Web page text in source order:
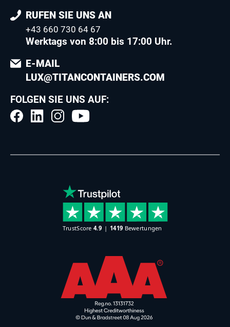
RUFEN SIE UNS AN
+43 660 730 64 67
Werktags von 8:00 bis 17:00 Uhr.
E-MAIL
LUX@TITANCONTAINERS.COM
FOLGEN SIE UNS AUF: